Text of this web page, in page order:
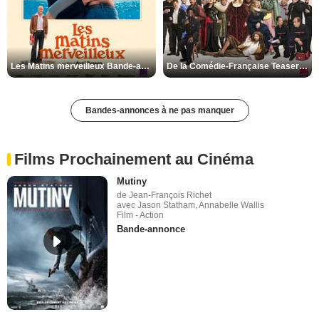
Les Matins merveilleux Bande-annonce VF De la Comédie-Française Teaser VF
Bandes-annonces à ne pas manquer
Films Prochainement au Cinéma
Mutiny
de Jean-François Richet
avec Jason Statham, Annabelle Wallis
Film - Action
Bande-annonce